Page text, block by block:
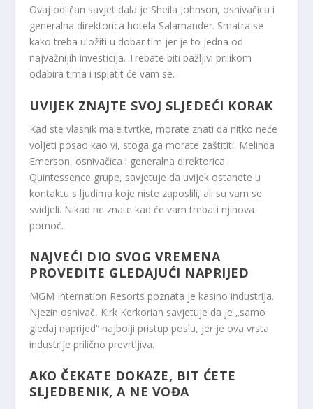
Ovaj odličan savjet dala je Sheila Johnson, osnivačica i
generalna direktorica hotela Salamander. Smatra se
kako treba uložiti u dobar tim jer je to jedna od
najvažnijih investicija. Trebate biti pažljivi prilikom
odabira tima i isplatit će vam se.
UVIJEK ZNAJTE SVOJ SLJEDEĆI KORAK
Kad ste vlasnik male tvrtke, morate znati da nitko neće
voljeti posao kao vi, stoga ga morate zaštititi. Melinda
Emerson, osnivačica i generalna direktorica
Quintessence grupe, savjetuje da uvijek ostanete u
kontaktu s ljudima koje niste zaposlili, ali su vam se
svidjeli. Nikad ne znate kad će vam trebati njihova
pomoć.
NAJVEĆI DIO SVOG VREMENA
PROVEDITE GLEDAJUĆI NAPRIJED
MGM Internation Resorts poznata je kasino industrija.
Njezin osnivač, Kirk Kerkorian savjetuje da je „samo
gledaj naprijed“ najbolji pristup poslu, jer je ova vrsta
industrije prilično prevrtljiva.
AKO ČEKATE DOKAZE, BIT ĆETE
SLJEDBENIK, A NE VOĐA